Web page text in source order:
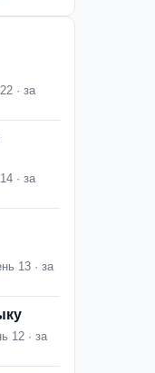
· за
· за
13 · за
12 · за